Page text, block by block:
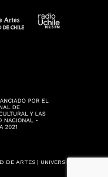
DE ARTES | UNIVERSIDAD DE